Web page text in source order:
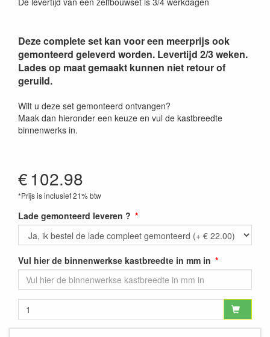
Deze complete set kan voor een meerprijs ook
gemonteerd geleverd worden. Levertijd 2/3 weken.
Lades op maat gemaakt kunnen niet retour of
geruild.
Wilt u deze set gemonteerd ontvangen?
Maak dan hieronder een keuze en vul de kastbreedte
binnenwerks in.
€102.98
*Prijs is inclusief 21% btw
Lade gemonteerd leveren ?
Vul hier de binnenwerkse kastbreedte in mm in